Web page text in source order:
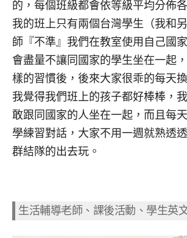
的，每個班級都會依等級平均分佈
我的班上只有兩個台灣學生（我和
師『不準』我們在教室使用自己國
會盡量不讓同國家的學生坐在一起
樣的習慣後，後來大家很乖的每天
我覺得我們班上的孩子都好棒棒，
敢跟同國家的人坐在一起，而且每
學練習對話，大家不用一週就熟透
群結隊的出去玩。
生活輔導老師、課後活動、學生英